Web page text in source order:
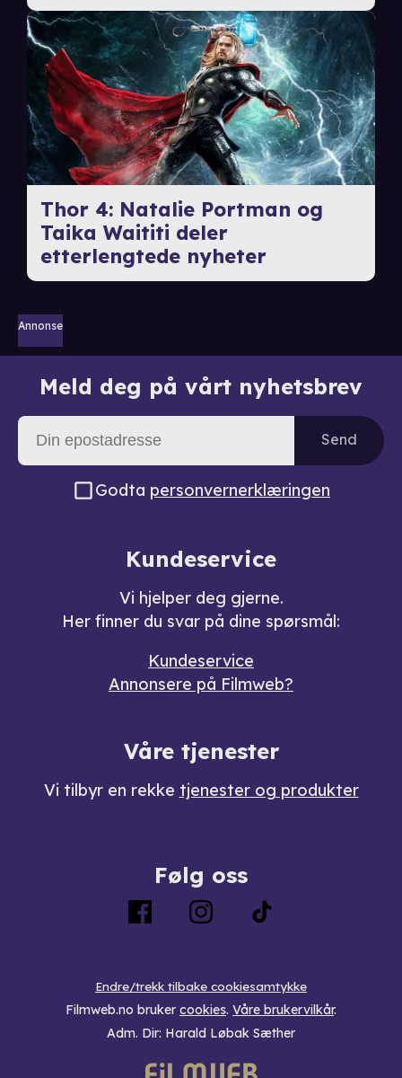
Thor 4: Natalie Portman og
Taika Waititi deler
etterlengtede nyheter
Annonse
Meld deg på vårt nyhetsbrev
Send
Godta personvernerklæringen
Kundeservice
Vi hjelper deg gjerne.
Her finner du svar på dine spørsmål:
Kundeservice
Annonsere på Filmweb?
Våre tjenester
Vi tilbyr en rekke tjenester og produkter
Følg oss
Endre/trekk tilbake cookiesamtykke
Filmweb.no bruker cookies. Våre brukervilkår.
Adm. Dir: Harald Løbak Sæther